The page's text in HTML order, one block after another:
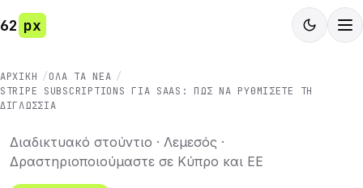
62 px
ΑΡΧΙΚΉ
ΌΛΑ ΤΑ ΝΈΑ
STRIPE SUBSCRIPTIONS ΓΙΑ SAAS: ΠΏΣ ΝΑ ΡΥΘΜΊΣΕΤΕ ΤΗ
ΔΙΓΛΩΣΣΊΑ
Διαδικτυακό στούντιο · Λεμεσός ·
Δραστηριοποιούμαστε σε Κύπρο και ΕΕ